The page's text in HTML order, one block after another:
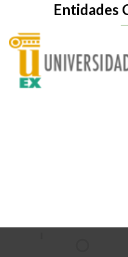
Entidades